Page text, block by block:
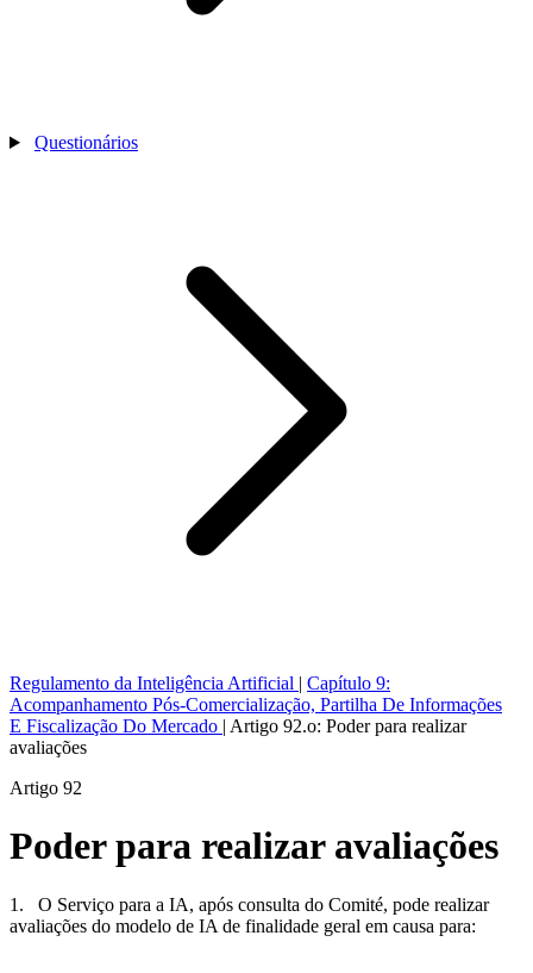
Questionários
Regulamento da Inteligência Artificial | Capítulo 9:
Acompanhamento Pós-Comercialização, Partilha De Informações
E Fiscalização Do Mercado | Artigo 92.o: Poder para realizar
avaliações
Artigo 92
Poder para realizar avaliações
1. O Serviço para a IA, após consulta do Comité, pode realizar
avaliações do modelo de IA de finalidade geral em causa para: